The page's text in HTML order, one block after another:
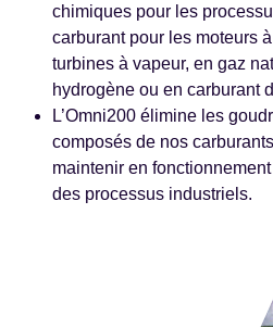
chimiques pour les
carburant pour les moteurs
turbines à vapeur, en gaz
hydrogène ou en carburant
L’Omni200 élimine les
composés de nos
maintenir en
des processus industriels.